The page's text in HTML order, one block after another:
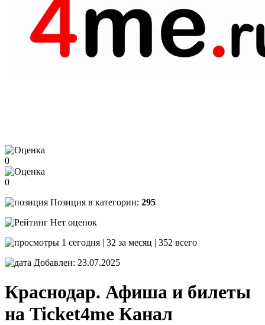
0
0
Позиция в категории: 295
Нет оценок
1 сегодня | 32 за месяц | 352 всего
Добавлен: 23.07.2025
Краснодар. Афиша и билеты
на Ticket4me Канал